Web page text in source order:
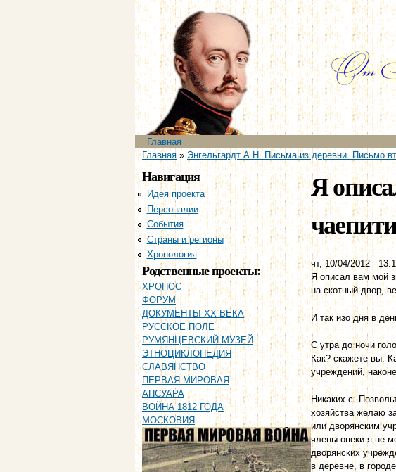
Главное меню
Главная
Вы здесь
Главная» Энгельгардт А.Н. Письма из деревни. Письмо
Навигация
Идея проекта
Персоналии
События
Страны и регионы
Хронология
Родственные проекты:
ХРОНОС
ФОРУМ
ДОКУМЕНТЫ XX ВЕКА
РУССКОЕ ПОЛЕ
РУМЯНЦЕВСКИЙ МУЗЕЙ
ЭТНОЦИКЛОПЕДИЯ
СЛАВЯНСТВО
ПЕРВАЯ МИРОВАЯ
АПСУАРА
ВОЙНА 1812 ГОДА
МОСКОВИЯ
Я
чт, 10/04/2012 -
Я описал вам мой
на скотный двор,
И так изо дня в
С утра до ночи
Как? скажете вы.
учреждений,
Никаких-с.
хозяйства желаю
или дворянским
члены опеки я не
дворянских
в деревне, в